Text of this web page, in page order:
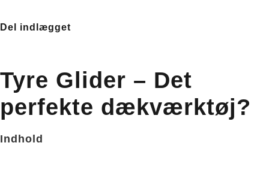
Del indlægget
Tyre Glider – Det
perfekte dækværktøj?
Indhold